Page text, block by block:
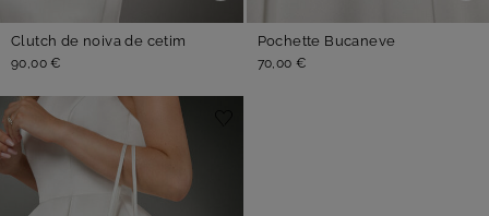
Clutch de noiva de cetim
90,00 €
Pochette Bucaneve
70,00 €